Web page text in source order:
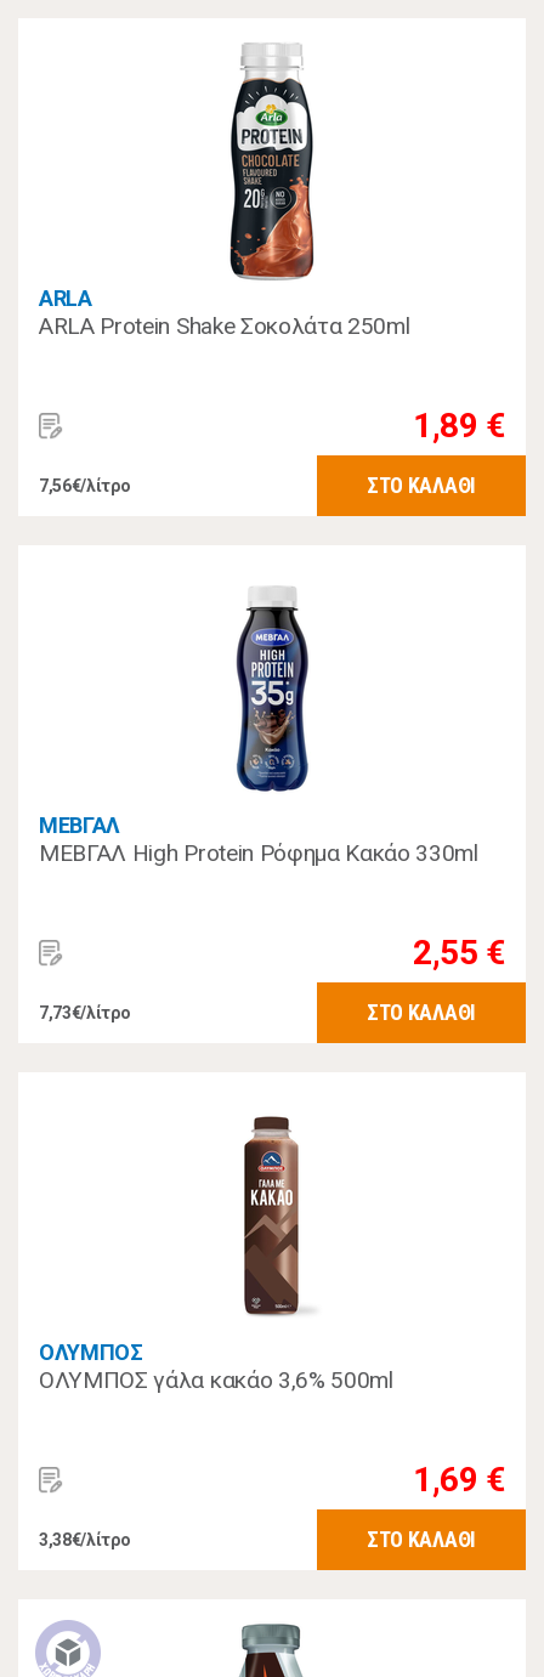
ARLA
ARLA Protein Shake Σοκολάτα 250ml
1,89 €
7,56€/λίτρο ΣΤΟ ΚΑΛΑΘΙ
ΜΕΒΓΑΛ
ΜΕΒΓΑΛ High Protein Ρόφημα Κακάο 330ml
2,55 €
7,73€/λίτρο ΣΤΟ ΚΑΛΑΘΙ
ΟΛΥΜΠΟΣ
ΟΛΥΜΠΟΣ γάλα κακάο 3,6% 500ml
1,69 €
3,38€/λίτρο ΣΤΟ ΚΑΛΑΘΙ